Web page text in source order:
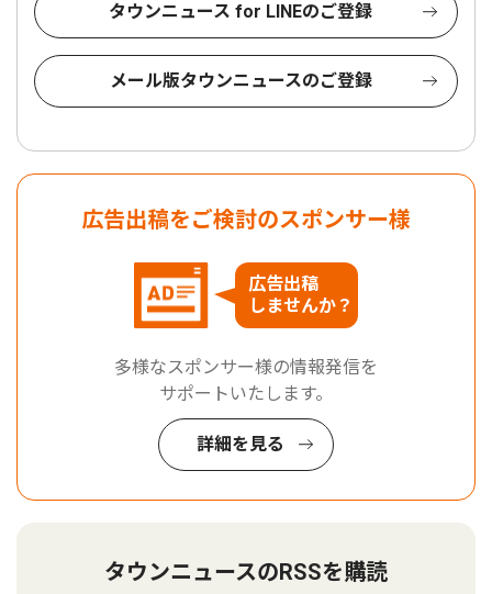
タウンニュース for LINEのご登録
メール版タウンニュースのご登録
広告出稿をご検討のスポンサー様
広告出稿
しませんか？
多様なスポンサー様の情報発信を
サポートいたします。
詳細を見る
タウンニュースのRSSを購読